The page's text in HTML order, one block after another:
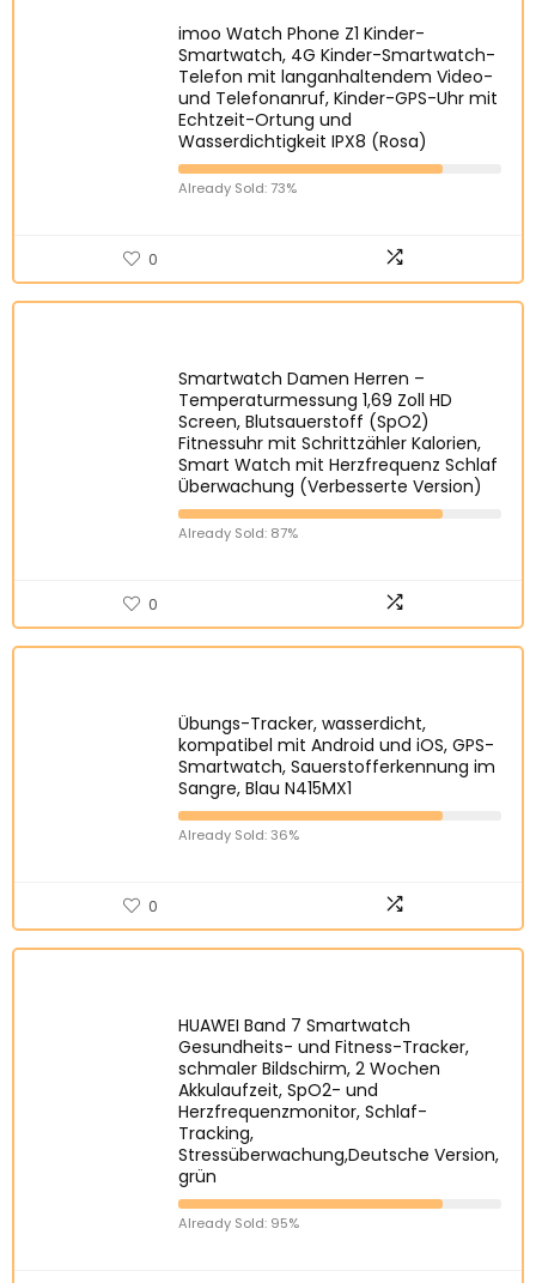
imoo Watch Phone Z1 Kinder-
Smartwatch, 4G Kinder-Smartwatch-
Telefon mit langanhaltendem Video-
und Telefonanruf, Kinder-GPS-Uhr mit
Echtzeit-Ortung und
Wasserdichtigkeit IPX8 (Rosa)
Already Sold: 73%
0
Smartwatch Damen Herren –
Temperaturmessung 1,69 Zoll HD
Screen, Blutsauerstoff (SpO2)
Fitnessuhr mit Schrittzähler Kalorien,
Smart Watch mit Herzfrequenz Schlaf
Überwachung (Verbesserte Version)
Already Sold: 87%
0
Übungs-Tracker, wasserdicht,
kompatibel mit Android und iOS, GPS-
Smartwatch, Sauerstofferkennung im
Sangre, Blau N415MX1
Already Sold: 36%
0
HUAWEI Band 7 Smartwatch
Gesundheits- und Fitness-Tracker,
schmaler Bildschirm, 2 Wochen
Akkulaufzeit, SpO2- und
Herzfrequenzmonitor, Schlaf-
Tracking,
Stressüberwachung,Deutsche Version,
grün
Already Sold: 95%